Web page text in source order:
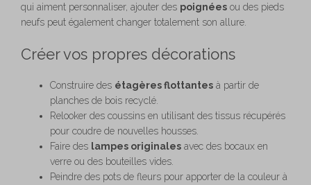
qui aiment personnaliser, ajouter des poignées ou des pieds
neufs peut également changer totalement son allure.
Créer vos propres décorations
Construire des étagères flottantes à partir de
planches de bois recyclé.
Relooker des coussins en utilisant des tissus récupérés
pour coudre de nouvelles housses.
Faire des lampes originales avec des bocaux en
verre ou des bouteilles vides.
Peindre des pots de fleurs pour apporter de la couleur à